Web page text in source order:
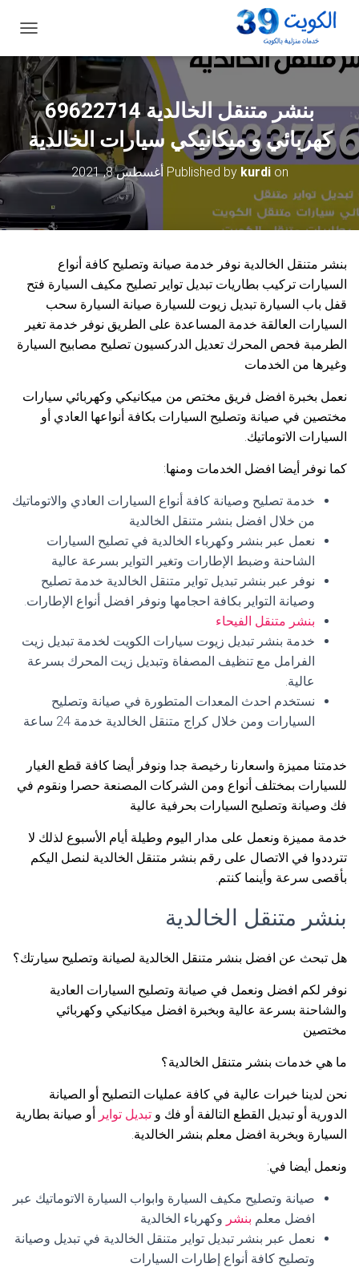
ب
د
ي
ل
ا
ل
ت
ق
كهربائي و ميكانيكي سيارات الخالدية
Published by kurdion أغسطس 8, 2021
بنشر متنقل الخالدية نوفر خدمة صيانة وتصليح كافة أنواع
السيارات تركيب بطاريات تبديل تواير تصليح مكيف السيارة فتح
قفل باب السيارة تبديل زيوت للسيارة صيانة السيارة سحب
السيارات العالقة خدمة المساعدة على الطريق نوفر خدمة تغير
الطرمبة فحص المحرك تعديل الدركسيون تصليح مصابيح السيارة
وغيرها من الخدمات
نعمل بخبرة افضل فريق مختص من ميكانيكي وكهربائي سيارات
مختصين في صيانة وتصليح السيارات بكافة أنواعها العادي أو
السيارات الاتوماتيك.
كما نوفر أيضا افضل الخدمات ومنها:
خدمة تصليح وصيانة كافة أنواع السيارات العادي والاتوماتيك
من خلال افضل بنشر متنقل الخالدية
نعمل عبر بنشر وكهرباء الخالدية في تصليح السيارات
الشاحنة وضبط الإطارات وتغير التواير بسرعة عالية
نوفر عبر بنشر تبديل تواير متنقل الخالدية خدمة تصليح
وصيانة التواير بكافة احجامها ونوفر افضل أنواع الإطارات.
بنشر متنقل الفيحاء
خدمة بنشر تبديل زيوت سيارات الكويت لخدمة تبديل زيت
الفرامل مع تنظيف المصفاة وتبديل زيت المحرك بسرعة
عالية.
نستخدم احدث المعدات المتطورة في صيانة وتصليح
السيارات ومن خلال كراج متنقل الخالدية خدمة 24 ساعة
خدمتنا مميزة واسعارنا رخيصة جدا ونوفر أيضا كافة قطع الغيار
للسيارات بمختلف أنواع ومن الشركات المصنعة حصرا ونقوم في
فك وصيانة وتصليح السيارات بحرفية عالية
خدمة مميزة ونعمل على مدار اليوم وطيلة أيام الأسبوع لذلك لا
تترددوا في الاتصال على رقم بنشر متنقل الخالدية لنصل اليكم
بأقصى سرعة وأينما كنتم.
بنشر متنقل الخالدية
هل تبحث عن افضل بنشر متنقل الخالدية لصيانة وتصليح سيارتك؟
نوفر لكم افضل ونعمل في صيانة وتصليح السيارات العادية
والشاحنة بسرعة عالية وبخبرة افضل ميكانيكي وكهربائي
مختصين
ما هي خدمات بنشر متنقل الخالدية؟
نحن لدينا خبرات عالية في كافة عمليات التصليح أو الصيانة
الدورية أو تبديل القطع التالفة أو فك و تبديل تواير أو صيانة بطارية
السيارة وبخربة افضل معلم بنشر الخالدية.
ونعمل أيضا في:
صيانة وتصليح مكيف السيارة وابواب السيارة الاتوماتيك عبر
افضل معلم بنشر وكهرباء الخالدية
نعمل عبر بنشر تبديل تواير متنقل الخالدية في تبديل وصيانة
وتصليح كافة أنواع إطارات السيارات